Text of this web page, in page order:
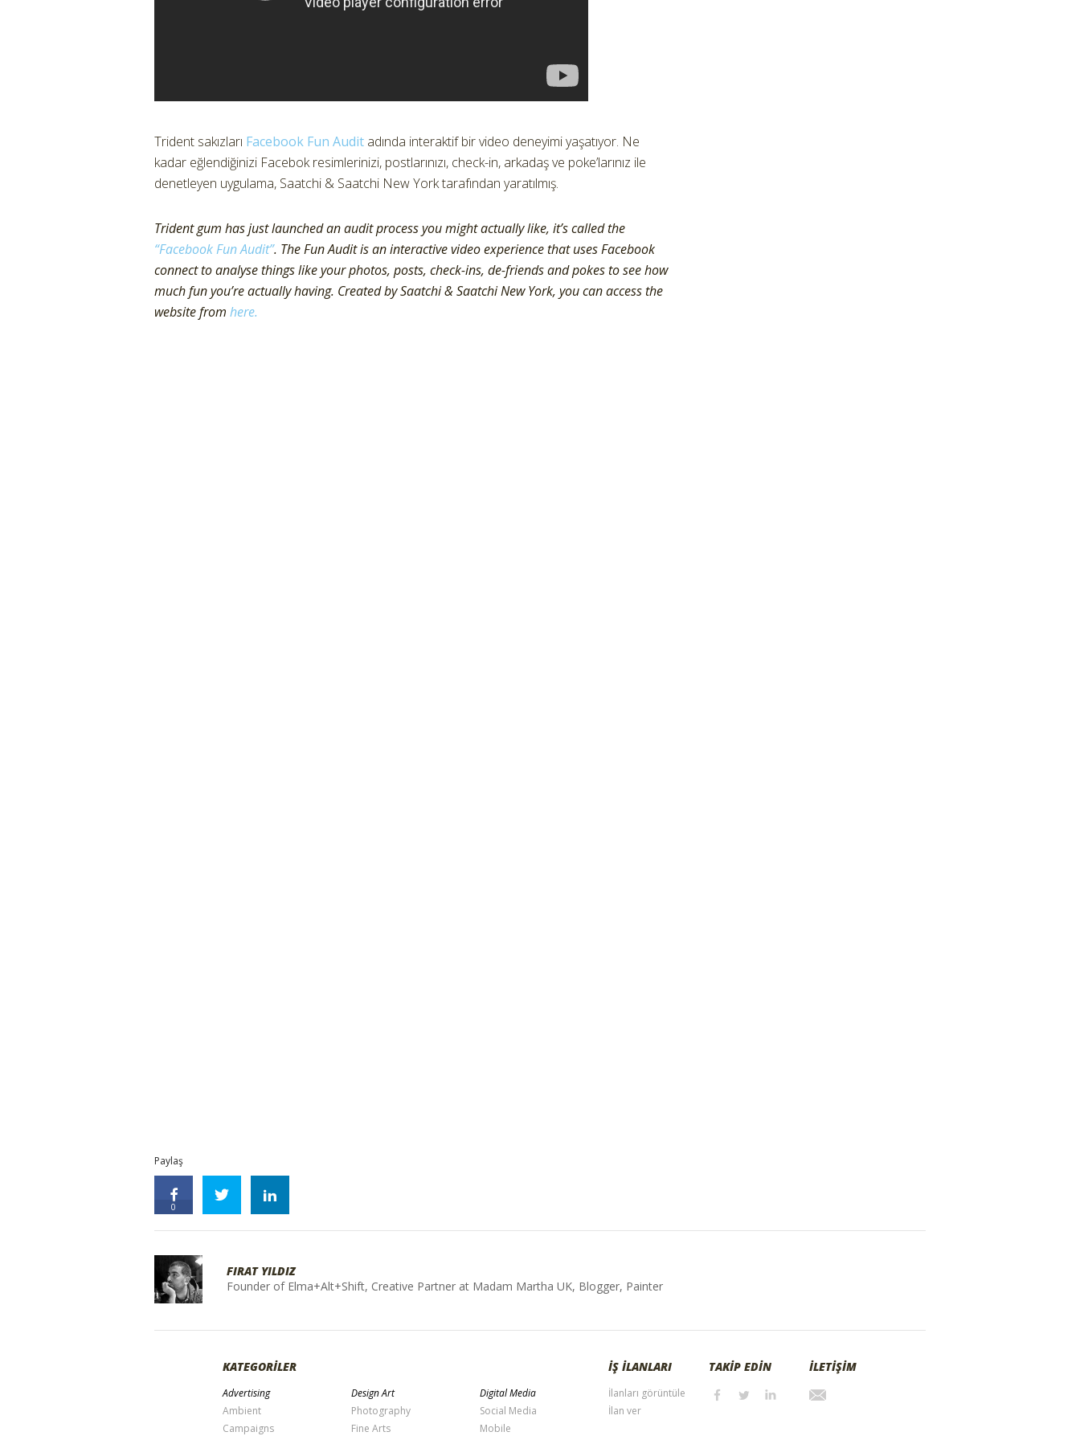
Trident sakızları Facebook Fun Audit adında interaktif bir video deneyimi yaşatıyor. Ne
kadar eğlendiğinizi Facebok resimlerinizi, postlarınızı, check-in, arkadaş ve poke’larınız ile
denetleyen uygulama, Saatchi & Saatchi New York tarafından yaratılmış.
Trident gum has just launched an audit process you might actually like, it’s called the
“Facebook Fun Audit”. The Fun Audit is an interactive video experience that uses Facebook
connect to analyse things like your photos, posts, check-ins, de-friends and pokes to see how
much fun you’re actually having. Created by Saatchi & Saatchi New York, you can access the
website from here.
Paylaş
0
FIRAT YILDIZ
Founder of Elma+Alt+Shift, Creative Partner at Madam Martha UK, Blogger, Painter
KATEGORİLER
Advertising
Ambient
Campaigns
Design Art
Photography
Fine Arts
Digital Media
Social Media
Mobile
İŞ İLANLARI
İlanları görüntüle
İlan ver
TAKİP EDİN İLETİŞİM